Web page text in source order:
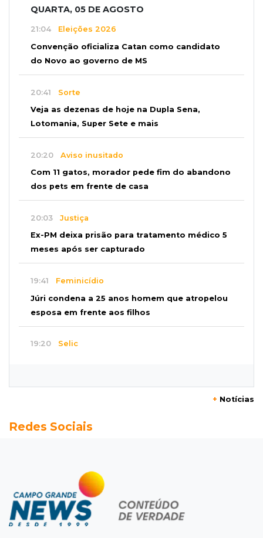
QUARTA, 05 DE AGOSTO
21:04 Eleições 2026
Convenção oficializa Catan como candidato
do Novo ao governo de MS
20:41 Sorte
Veja as dezenas de hoje na Dupla Sena,
Lotomania, Super Sete e mais
20:20 Aviso inusitado
Com 11 gatos, morador pede fim do abandono
dos pets em frente de casa
20:03 Justiça
Ex-PM deixa prisão para tratamento médico 5
meses após ser capturado
19:41 Feminicídio
Júri condena a 25 anos homem que atropelou
esposa em frente aos filhos
19:20 Selic
Dólar comercial fecha cotado a R$ 5,12 com
Ensino Médio melhora nas maiores cidades do
Estado, mas aprendizagem recua
+ Notícias
Redes Sociais